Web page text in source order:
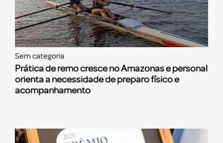
Sem categoria
Prática de remo cresce no Amazonas e personal
orienta a necessidade de preparo físico e
acompanhamento